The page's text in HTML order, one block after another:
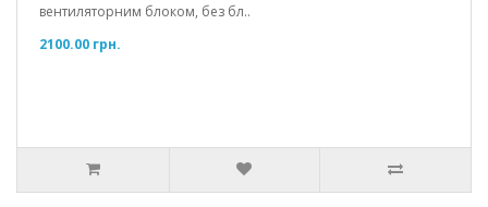
вентиляторним блоком, без бл..
2100.00 грн.